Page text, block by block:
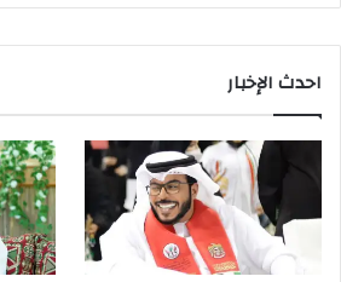
احدث الإخبار